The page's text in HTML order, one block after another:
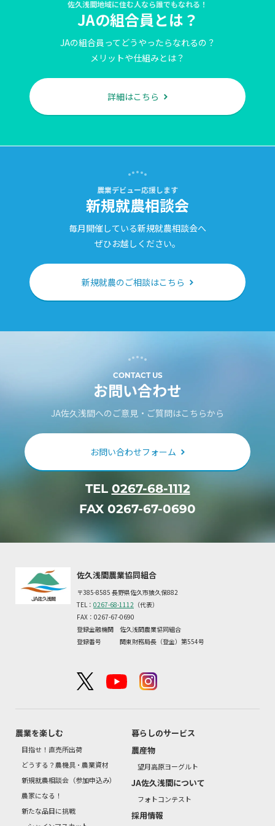
佐久浅間地域に住む人なら誰でもなれる！
JAの組合員とは？
JAの組合員ってどうやったらなれるの？
メリットや仕組みとは？
詳細はこちら
農業デビュー応援します
新規就農相談会
毎月開催している新規就農相談会へ
ぜひお越しください。
新規就農のご相談はこちら
CONTACT US
お問い合わせ
JA佐久浅間へのご意見・ご質問はこちらから
お問い合わせフォーム
TEL 0267-68-1112
FAX 0267-67-0690
佐久浅間農業協同組合
〒385-8585 長野県佐久市猿久保882
TEL： 0267-68-1112 （代表）
FAX：0267-67-0690
登録金融機関 佐久浅間農業協同組合
登録番号 関東財務局長（登金）第554号
農業を楽しむ
目指せ！直売所出荷
どうする？農機具・農業資材
新規就農相談会（参加申込み）
農家になる！
新たな品目に挑戦
暮らしのサービス
農産物
望月高原ヨーグルト
JA佐久浅間について
フォトコンテスト
採用情報